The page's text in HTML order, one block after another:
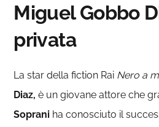
Miguel Gobbo
privata
La star della fiction Rai Nero a
Diaz, è un giovane attore che
Soprani ha conosciuto il